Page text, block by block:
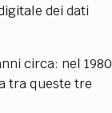
dei dati
circa: nel 1980
tra queste tre